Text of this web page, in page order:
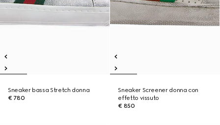
Sneaker bassa Stretch donna
€ 780
Sneaker Screener donna con
effetto vissuto
€ 850